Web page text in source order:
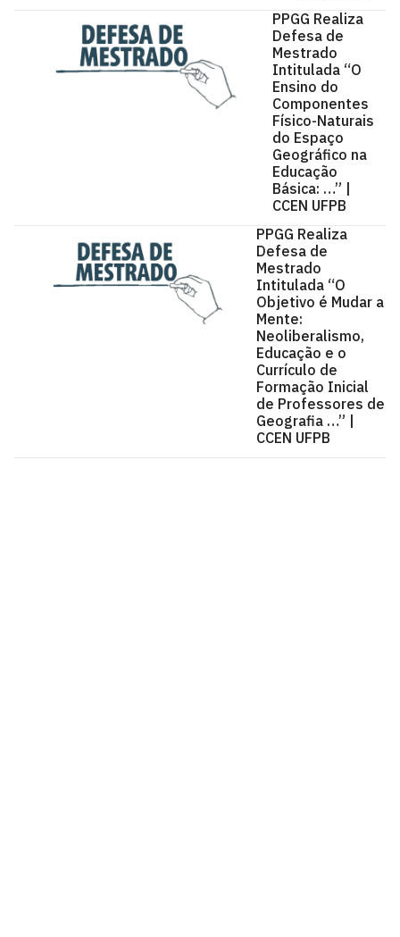
PPGG Realiza
Defesa de
Mestrado
Intitulada “O
Ensino do
Componentes
Físico-Naturais
do Espaço
Geográfico na
Educação
Básica: …” |
CCEN UFPB
PPGG Realiza
Defesa de
Mestrado
Intitulada “O
Objetivo é Mudar a
Mente:
Neoliberalismo,
Educação e o
Currículo de
Formação Inicial
de Professores de
Geografia …” |
CCEN UFPB